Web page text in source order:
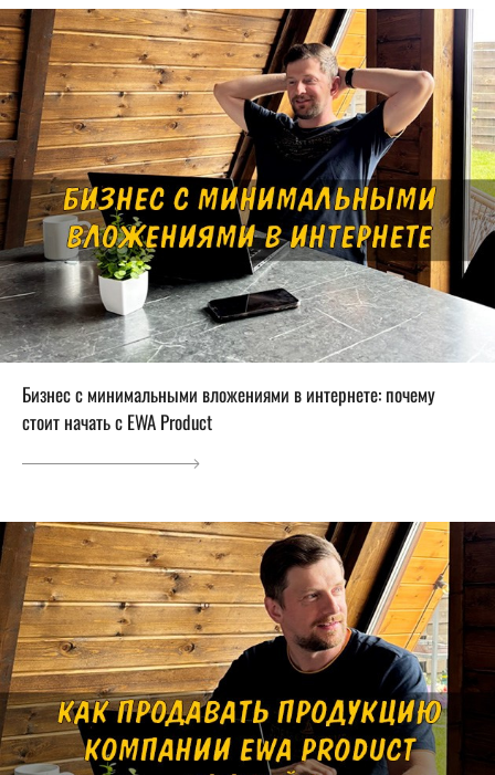
Бизнес с минимальными вложениями в интернете: почему
стоит начать с EWA Product